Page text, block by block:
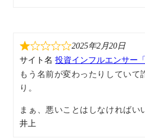
2025年2月20日
サイト名投資インフルエンサー
もう名前が変わったりしていて
り。
まぁ、悪いことはしなければい
井上